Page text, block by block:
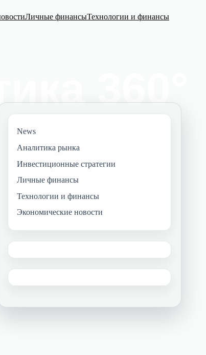
Личные финансыТехнологии и финансы
News
Аналитика рынка
Инвестиционные стратегии
Личные финансы
Технологии и финансы
Экономические новости